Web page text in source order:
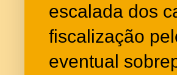
escalada dos
fiscalização
eventual